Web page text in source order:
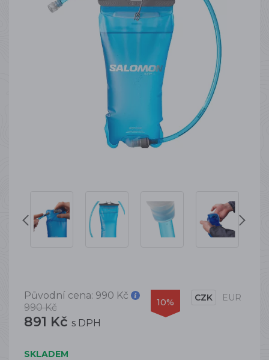
Původní cena: 990 Kč
990 Kč
891 Kč s DPH
10% CZK EUR
SKLADEM